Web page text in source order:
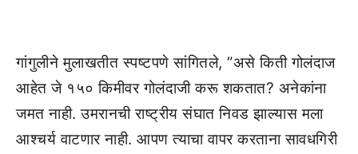
गांगुलीने मुलाखतीत स्पष्टपणे सांगितले, ”असे किती गोलंदाज
आहेत जे १५० किमीवर गोलंदाजी करू शकतात? अनेकांना
जमत नाही. उमरानची राष्ट्रीय संघात निवड झाल्यास मला
आश्चर्य वाटणार नाही. आपण त्याचा वापर करताना सावधगिरी